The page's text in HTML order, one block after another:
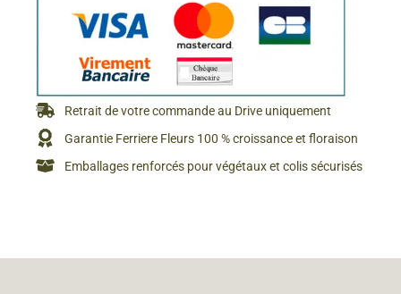
Retrait de votre commande au Drive uniquement
Garantie Ferriere Fleurs 100 % croissance et floraison
Emballages renforcés pour végétaux et colis sécurisés